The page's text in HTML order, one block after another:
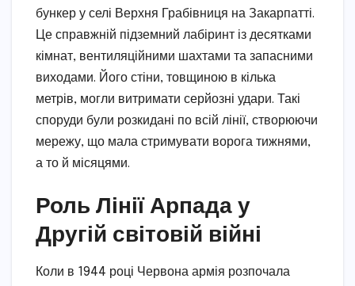
бункер у селі Верхня Грабівниця на Закарпатті.
Це справжній підземний лабіринт із десятками
кімнат, вентиляційними шахтами та запасними
виходами. Його стіни, товщиною в кілька
метрів, могли витримати серйозні удари. Такі
споруди були розкидані по всій лінії, створюючи
мережу, що мала стримувати ворога тижнями,
а то й місяцями.
Роль Лінії Арпада у
Другій світовій війні
Коли в 1944 році Червона армія розпочала